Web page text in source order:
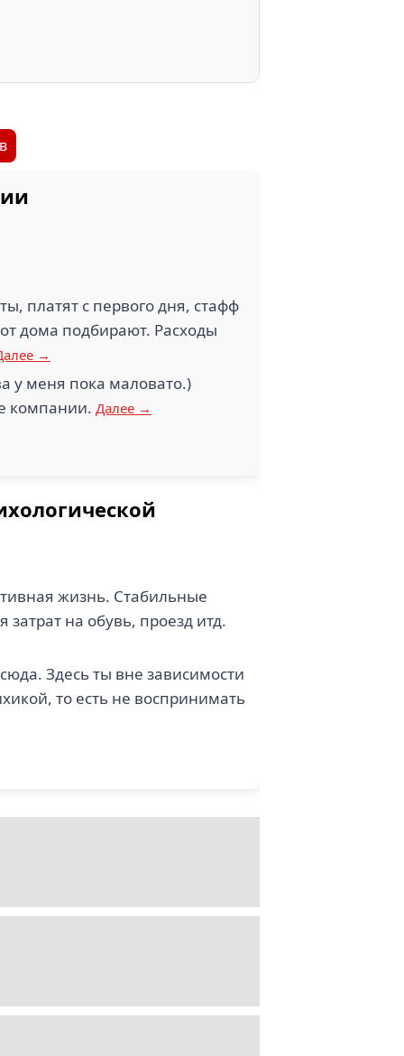
платят с первого дня, стафф
дома подбирают. Расходы
→
у меня пока маловато.)
компании. Далее →
жизнь. Стабильные
на обувь, проезд итд.
Здесь ты вне зависимости
то есть не воспринимать